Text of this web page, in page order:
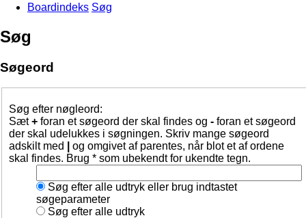
Boardindeks Søg
Søg
Søgeord
Søg efter nøgleord:
Sæt+ foran et søgeord der skal findes og - foran et søgeord
der skal udelukkes i søgningen. Skriv mange søgeord
adskilt med
og omgivet af parentes, når blot et af ordene
skal findes. Brug * som ubekendt for ukendte tegn.
Søg efter alle udtryk eller brug indtastet
søgeparameter
Søg efter alle udtryk